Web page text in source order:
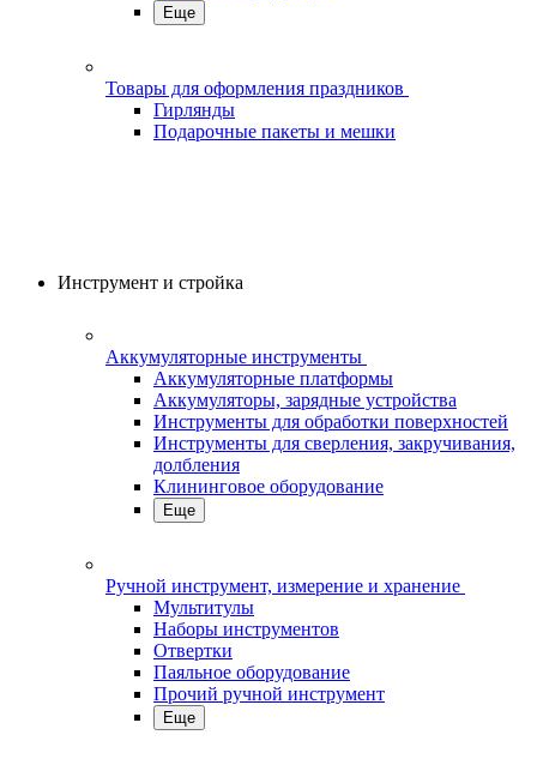
Еще
Товары для оформления праздников
Гирлянды
Подарочные пакеты и мешки
Инструмент и стройка
Аккумуляторные инструменты
Аккумуляторные платформы
Аккумуляторы, зарядные устройства
Инструменты для обработки поверхностей
Инструменты для сверления, закручивания,
долбления
Клининговое оборудование
Еще
Ручной инструмент, измерение и хранение
Мультитулы
Наборы инструментов
Отвертки
Паяльное оборудование
Прочий ручной инструмент
Еще